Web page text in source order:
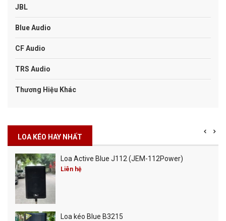
JBL
Blue Audio
CF Audio
TRS Audio
Thương Hiệu Khác
LOA KÉO HAY NHẤT
Loa Active Blue J112 (JEM-112Power)
Liên hệ
Loa kéo Blue B3215